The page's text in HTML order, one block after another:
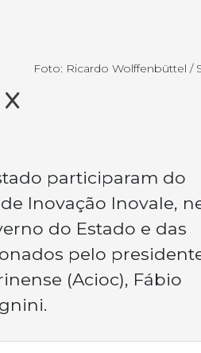
Foto: Ricardo Wolffenbüttel /
participaram do
Inovação Inovale,
do Estado e das
pelo
(Acioc), Fábio